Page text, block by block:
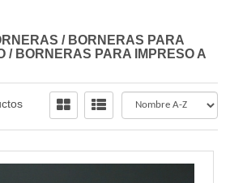
/ BORNERAS PARA
/ BORNERAS PARA IMPRESO A